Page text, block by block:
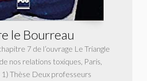
le Bourreau
7 de l’ouvrage Le Triangle
nos relations toxiques, Paris,
1) Thèse Deux professeurs